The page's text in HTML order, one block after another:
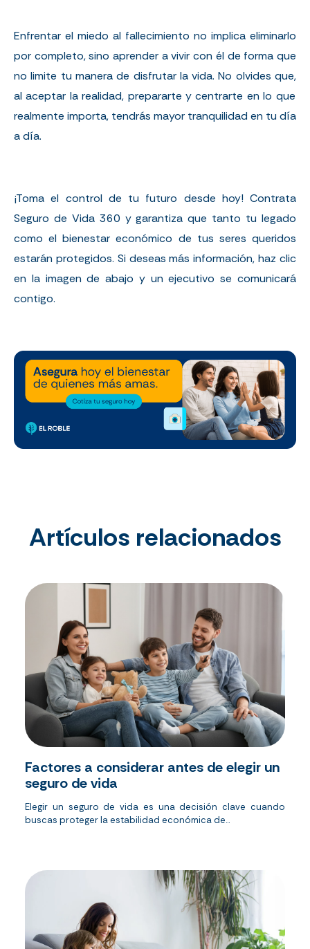
Enfrentar el miedo al fallecimiento no implica eliminarlo
por completo, sino aprender a vivir con él de forma que
no limite tu manera de disfrutar la vida. No olvides que,
al aceptar la realidad, prepararte y centrarte en lo que
realmente importa, tendrás mayor tranquilidad en tu día
a día.
¡Toma el control de tu futuro desde hoy! Contrata
Seguro de Vida 360 y garantiza que tanto tu legado
como el bienestar económico de tus seres queridos
estarán protegidos. Si deseas más información, haz clic
en la imagen de abajo y un ejecutivo se comunicará
contigo.
Artículos relacionados
Factores a considerar antes de elegir un
seguro de vida
Elegir un seguro de vida es una decisión clave cuando
buscas proteger la estabilidad económica de...